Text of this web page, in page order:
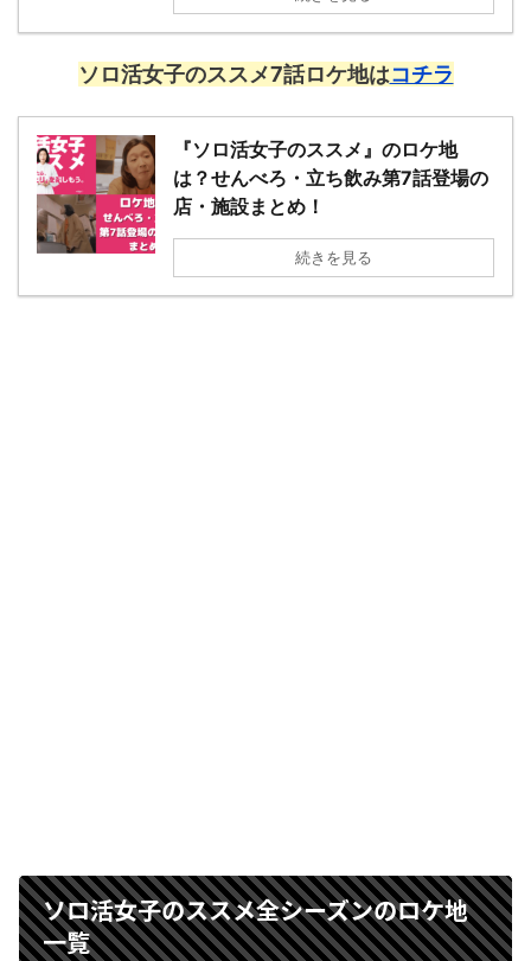
ソロ活女子のススメ7話ロケ地はコチラ
『ソロ活女子のススメ』のロケ地
は？せんべろ・立ち飲み第7話登場の
店・施設まとめ！
続きを見る
ソロ活女子のススメ全シーズンのロケ地
一覧